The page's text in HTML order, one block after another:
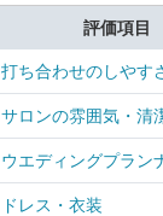
評価項目
打ち合わせのしやす
サロンの雰囲気・清
ウエディングプラン
ドレス・衣装